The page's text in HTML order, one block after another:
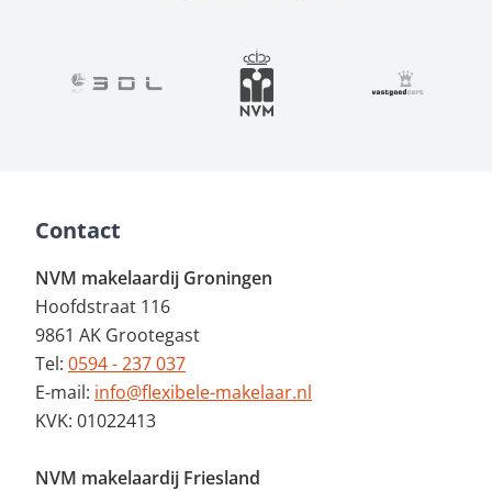
Contact
NVM makelaardij Groningen
Hoofdstraat 116
9861 AK Grootegast
Tel: 0594 - 237 037
E-mail: info@flexibele-makelaar.nl
KVK: 01022413
NVM makelaardij Friesland